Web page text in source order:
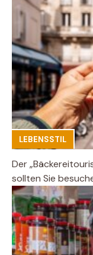
LEBENSSTIL
Der
sollten Sie